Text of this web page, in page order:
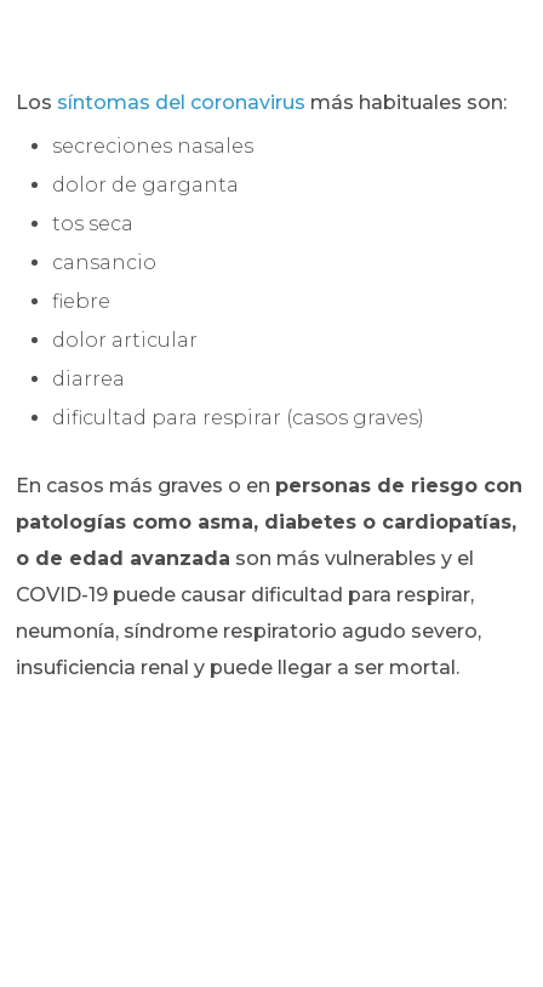
Los síntomas del coronavirus más habituales son:
secreciones nasales
dolor de garganta
tos seca
cansancio
fiebre
dolor articular
diarrea
dificultad para respirar (casos graves)
En casos más graves o en personas de riesgo con
patologías como asma, diabetes o cardiopatías,
o de edad avanzada son más vulnerables y el
COVID-19 puede causar dificultad para respirar,
neumonía, síndrome respiratorio agudo severo,
insuficiencia renal y puede llegar a ser mortal.